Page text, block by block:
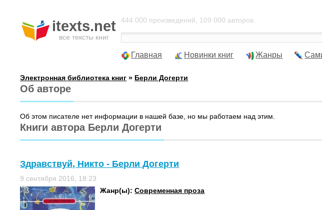
itexts.net
все тексты книг
444 000 произведений, 109 000 авторов.
Главная Новинки книг Жанры
Электронная библиотека книг » Берли Догерти
Об авторе
Об этом писателе нет информации в нашей базе, но мы работаем над этим.
Книги автора Берли Догерти
Здравствуй, Никто - Берли Догерти
9 сентября 2016, 18:23
Жанр(ы):Современная проза